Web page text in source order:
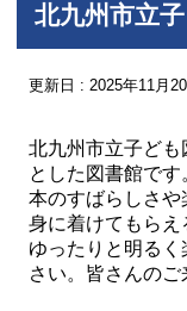
北九州市立
更新日 : 2025年11月20
北九州市立子ども
とした図書館です
本のすばらしさ
身に着けてもらえ
ゆったりと明る
さい。皆さんのご